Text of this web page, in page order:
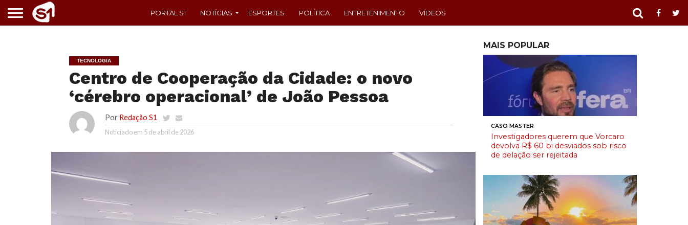
PORTAL S1 NOTÍCIAS ESPORTES POLÍTICA ENTRETENIMENTO VÍDEOS
TECNOLOGIA
Centro de Cooperação da Cidade: o novo
‘cérebro operacional’ de João Pessoa
Por Redação S1
Noticiado em 5 de abril de 2026
MAIS POPULAR
CASO MASTER
Investigadores querem que Vorcaro
devolva R$ 60 bi desviados sob risco
de delação ser rejeitada